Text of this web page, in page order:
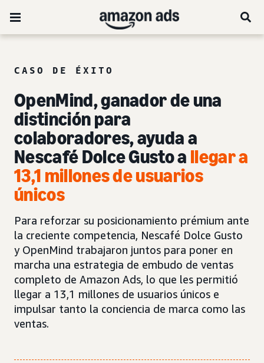
CASO DE ÉXITO
OpenMind, ganador de una
distinción para
colaboradores, ayuda a
Nescafé Dolce Gusto a llegar a
13,1 millones de usuarios
únicos
Para reforzar su posicionamiento prémium ante
la creciente competencia, Nescafé Dolce Gusto
y OpenMind trabajaron juntos para poner en
marcha una estrategia de embudo de ventas
completo de Amazon Ads, lo que les permitió
llegar a 13,1 millones de usuarios únicos e
impulsar tanto la conciencia de marca como las
ventas.